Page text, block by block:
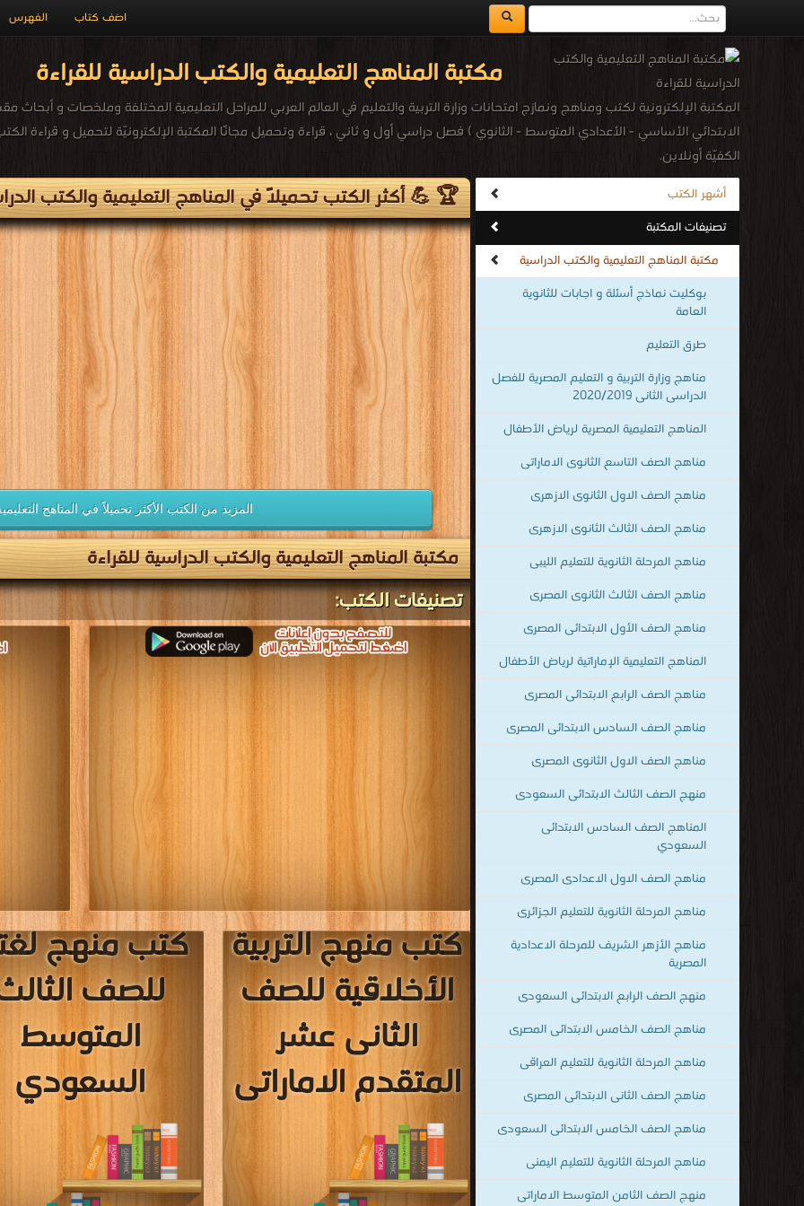
الفهرس اضف كتاب
مكتبة المناهج التعليمية والكتب الدراسية للقراءة
المكتبة الإلكترونية لكتب ومناهج ونمازج امتحانات وزارة التربية والتعليم في العالم العربي للمراحل التعليمية المختلفة وملخصات
الكفيّة أونلاين.
أشهر الكتب
تصنيفات المكتبة
مكتبة المناهج التعليمية والكتب الدراسية
بوكليت نماذج أسئلة و اجابات للثانوية
العامة
طرق التعليم
مناهج وزارة التربية و التعليم المصرية للفصل
الدراسى الثانى 2020/2019
المناهج التعليمية المصرية لرياض الأطفال
مناهج الصف التاسع الثانوى الاماراتى
مناهج الصف الاول الثانوى الازهرى
مناهج الصف الثالث الثانوى الازهرى
مناهج المرحلة الثانوية للتعليم الليبى
مناهج الصف الثالث الثانوى المصرى
مناهج الصف الأول الابتدائى المصرى
المناهج التعليمية الإماراتية لرياض الأطفال
مناهج الصف الرابع الابتدائى المصرى
مناهج الصف السادس الابتدائى المصرى
مناهج الصف الاول الثانوى المصرى
منهج الصف الثالث الابتدائى السعودى
المناهج الصف السادس الابتدائى
السعودي
مناهج الصف الاول الاعدادى المصرى
مناهج المرحلة الثانوية للتعليم الجزائرى
مناهج الأزهر الشريف للمرحلة الاعدادية
المصرية
منهج الصف الرابع الابتدائى السعودى
مناهج الصف الخامس الابتدائى المصرى
مناهج المرحلة الثانوية للتعليم العراقى
مناهج الصف الثانى الابتدائى المصرى
مناهج الصف الخامس الابتدائى السعودى
مناهج المرحلة الثانوية للتعليم اليمنى
منهج الصف الثامن المتوسط الاماراتى
🏆 💪 أكثر الكتب تحميلاً في المناهج التعليمية والكتب
المزيد من الكتب الأكثر تحميلاً في المناهج
مكتبة المناهج التعليمية والكتب الدراسية للقراءة
تصنيفات الكتب:
كتب منهج
للصف
المتوسط
السعودي
كتب منهج التربية
الأخلاقية للصف
الثانى عشر
المتقدم الاماراتى